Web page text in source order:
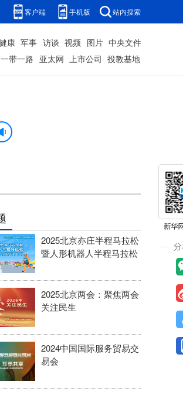
客户端 手机版 站内搜索
康 军事 访谈 视频 图片 中央文件
一带一路 亚太网 上市公司 投教基地
2025北京亦庄半程马拉松
暨人形机器人半程马拉松
2025北京两会：聚焦两会
关注民生
2024中国国际服务贸易交
易会